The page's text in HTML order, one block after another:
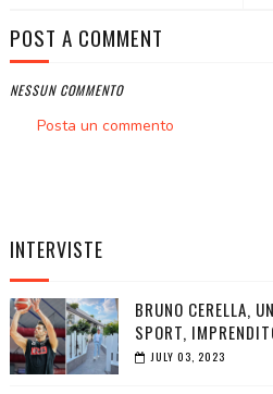
POST A COMMENT
NESSUN COMMENTO
Posta un commento
INTERVISTE
BRUNO CERELLA,
SPORT,
JULY 03, 2023